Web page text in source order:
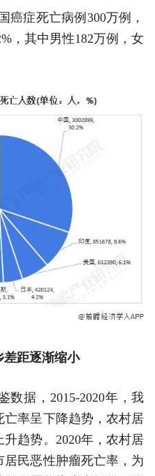
癌症死亡病例300万例，
，其中男性182万例，女
差距逐渐缩小
数据，2015-2020年，我
亡率呈下降趋势，农村居
趋势。2020年，农村居
民恶性肿瘤死亡率，为